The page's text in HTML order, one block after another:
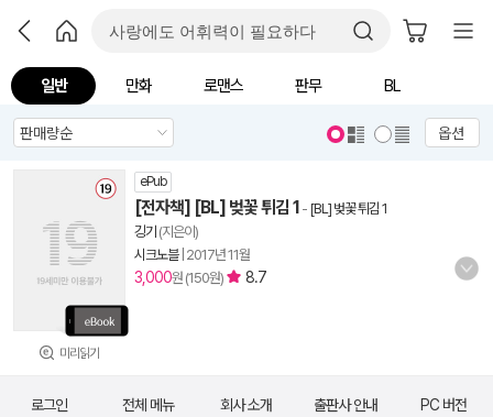
일반 만화 로맨스 판무 BL
옵션
미리읽기
ePub
[전자책] [BL] 벚꽃 튀김 1 - [BL] 벚꽃 튀김 1
깅기 (지은이)
시크노블| 2017년 11월
3,000원 (150원) 8.7
로그인 전체 메뉴 회사 소개 출판사 안내 PC 버전